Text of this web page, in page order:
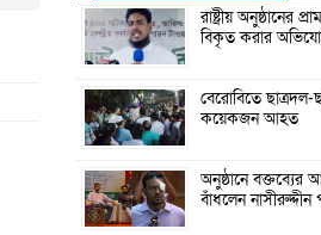
রাষ্ট্রীয় অনুষ্ঠানের
বিকৃত করার
বেরোবিতে ছাত্রদল-
কয়েকজন আহত
অনুষ্ঠানে বক্তব্যের
বাঁধলেন নাসীরুদ্দীন